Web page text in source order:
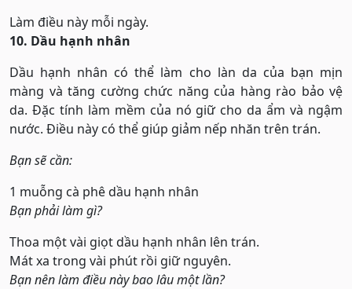
Làm điều này mỗi ngày.
10. Dầu hạnh nhân
Dầu hạnh nhân có thể làm cho làn da của bạn mịn
màng và tăng cường chức năng của hàng rào bảo vệ
da. Đặc tính làm mềm của nó giữ cho da ẩm và ngậm
nước. Điều này có thể giúp giảm nếp nhăn trên trán.
Bạn sẽ cần:
1 muỗng cà phê dầu hạnh nhân
Bạn phải làm gì?
Thoa một vài giọt dầu hạnh nhân lên trán.
Mát xa trong vài phút rồi giữ nguyên.
Bạn nên làm điều này bao lâu một lần?